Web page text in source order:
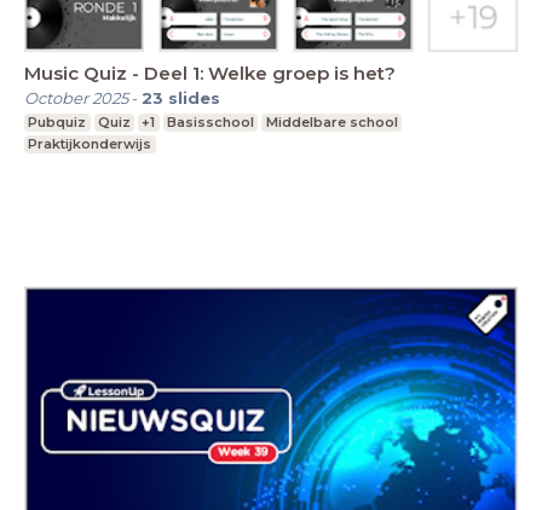
Music Quiz - Deel 1: Welke groep is het?
October 2025- 23 slides
Pubquiz Quiz +1 Basisschool
Middelbare school
Praktijkonderwijs